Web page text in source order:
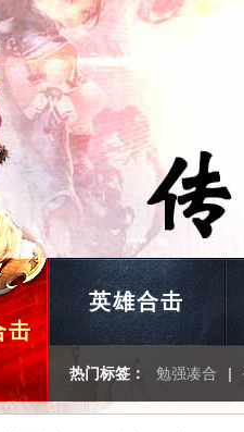
击
英雄合击
热门标签： 勉强凑合 |